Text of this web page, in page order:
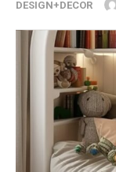
DESIGN+DECOR